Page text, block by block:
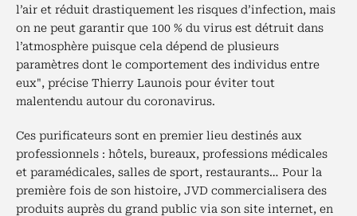
l’air et réduit drastiquement les risques d’infection, mais
on ne peut garantir que 100 % du virus est détruit dans
l’atmosphère puisque cela dépend de plusieurs
paramètres dont le comportement des individus entre
eux", précise Thierry Launois pour éviter tout
malentendu autour du coronavirus.
Ces purificateurs sont en premier lieu destinés aux
professionnels : hôtels, bureaux, professions médicales
et paramédicales, salles de sport, restaurants… Pour la
première fois de son histoire, JVD commercialisera des
produits auprès du grand public via son site internet, en